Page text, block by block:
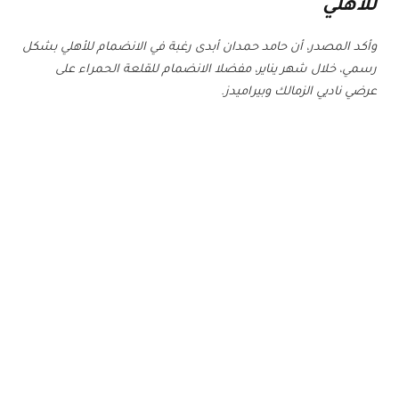
للأهلي
وأكد المصدر، أن حامد حمدان أبدى رغبة في الانضمام للأهلي بشكل
رسمي، خلال شهر يناير، مفضلا الانضمام للقلعة الحمراء على
عرضي ناديي الزمالك وبيراميدز.